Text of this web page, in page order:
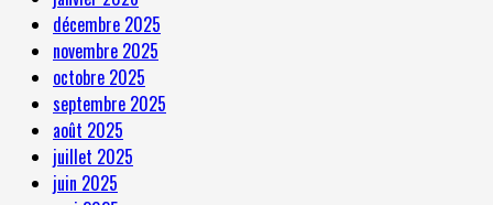
décembre 2025
novembre 2025
octobre 2025
septembre 2025
août 2025
juillet 2025
juin 2025